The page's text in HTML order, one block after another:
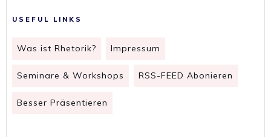
USEFUL LINKS
Was ist Rhetorik? Impressum
Seminare & Workshops RSS-FEED Abonieren
Besser Präsentieren